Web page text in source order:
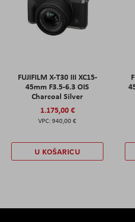
FUJIFILM X-T30 III XC15-
45mm F3.5-6.3 OIS
Charcoal Silver
1.175,00 €
940,00 €
U KOŠARICU